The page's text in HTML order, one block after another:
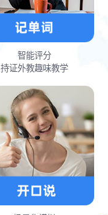
智能评分
持证外教趣味教学